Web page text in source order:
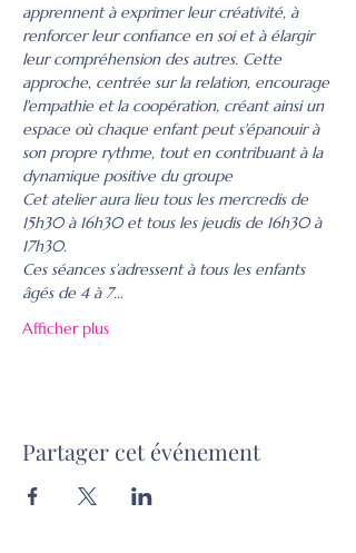
apprennent à exprimer leur créativité, à
renforcer leur confiance en soi et à élargir
leur compréhension des autres. Cette
approche, centrée sur la relation, encourage
l'empathie et la coopération, créant ainsi un
espace où chaque enfant peut s'épanouir à
son propre rythme, tout en contribuant à la
dynamique positive du groupe
Cet atelier aura lieu tous les mercredis de
15h30 à 16h30 et tous les jeudis de 16h30 à
17h30.
Ces séances s’adressent à tous les enfants
âgés de 4 à 7…
Afficher plus
Partager cet événement